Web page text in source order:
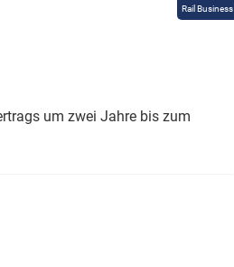
Rail Business
um zwei Jahre bis zum